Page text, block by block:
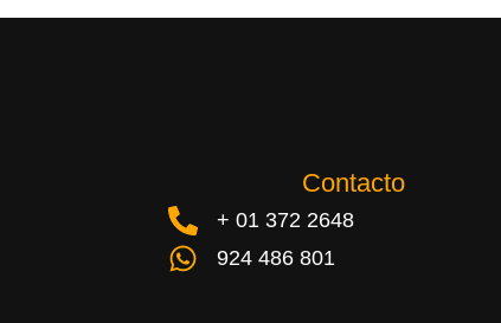
Contacto
+ 01 372 2648
924 486 801